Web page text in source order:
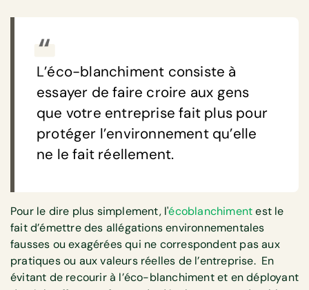
L’éco-blanchiment consiste à
essayer de faire croire aux gens
que votre entreprise fait plus pour
protéger l’environnement qu’elle
ne le fait réellement.
Pour le dire plus simplement, l'écoblanchiment est le
fait d’émettre des allégations environnementales
fausses ou exagérées qui ne correspondent pas aux
pratiques ou aux valeurs réelles de l’entreprise.En
évitant de recourir à l’éco-blanchiment et en déployant